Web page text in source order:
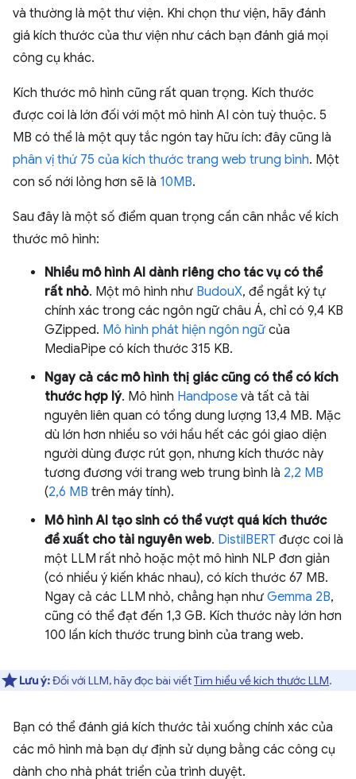
và thường là một thư viện. Khi chọn thư viện, hãy đánh
giá kích thước của thư viện như cách bạn đánh giá mọi
công cụ khác.
Kích thước mô hình cũng rất quan trọng. Kích thước
được coi là lớn đối với một mô hình AI còn tuỳ thuộc. 5
MB có thể là một quy tắc ngón tay hữu ích: đây cũng là
phân vị thứ 75 của kích thước trang web trung bình. Một
con số nới lỏng hơn sẽ là 10MB.
Sau đây là một số điểm quan trọng cần cân nhắc về kích
thước mô hình:
Nhiều mô hình AI dành riêng cho tác vụ có thể
rất nhỏ. Một mô hình như BudouX, để ngắt ký tự
chính xác trong các ngôn ngữ châu Á, chỉ có 9,4 KB
GZipped. Mô hình phát hiện ngôn ngữ của
MediaPipe có kích thước 315 KB.
Ngay cả các mô hình thị giác cũng có thể có kích
thước hợp lý. Mô hình Handpose và tất cả tài
nguyên liên quan có tổng dung lượng 13,4 MB. Mặc
dù lớn hơn nhiều so với hầu hết các gói giao diện
người dùng được rút gọn, nhưng kích thước này
tương đương với trang web trung bình là 2,2 MB
(2,6 MB trên máy tính).
Mô hình AI tạo sinh có thể vượt quá kích thước
đề xuất cho tài nguyên web. DistilBERT được coi là
một LLM rất nhỏ hoặc một mô hình NLP đơn giản
(có nhiều ý kiến khác nhau), có kích thước 67 MB.
Ngay cả các LLM nhỏ, chẳng hạn như Gemma 2B,
cũng có thể đạt đến 1,3 GB. Kích thước này lớn hơn
100 lần kích thước trung bình của trang web.
Lưu ý:Đối với LLM, hãy đọc bài viếtTìm hiểu về kích thước LLM.
Bạn có thể đánh giá kích thước tải xuống chính xác của
các mô hình mà bạn dự định sử dụng bằng các công cụ
dành cho nhà phát triển của trình duyệt.